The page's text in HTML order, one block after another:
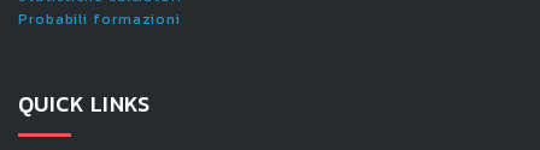
Probabili formazioni
QUICK LINKS